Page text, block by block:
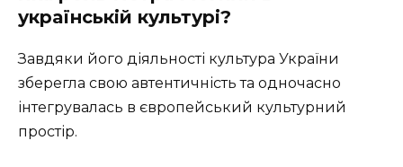
українській культурі?
Завдяки його діяльності культура України
зберегла свою автентичність та одночасно
інтегрувалась в європейський культурний
простір.